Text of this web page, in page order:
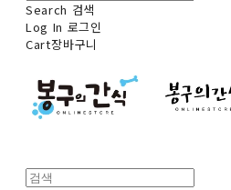
Search 검색
Log In 로그인
Cart장바구니